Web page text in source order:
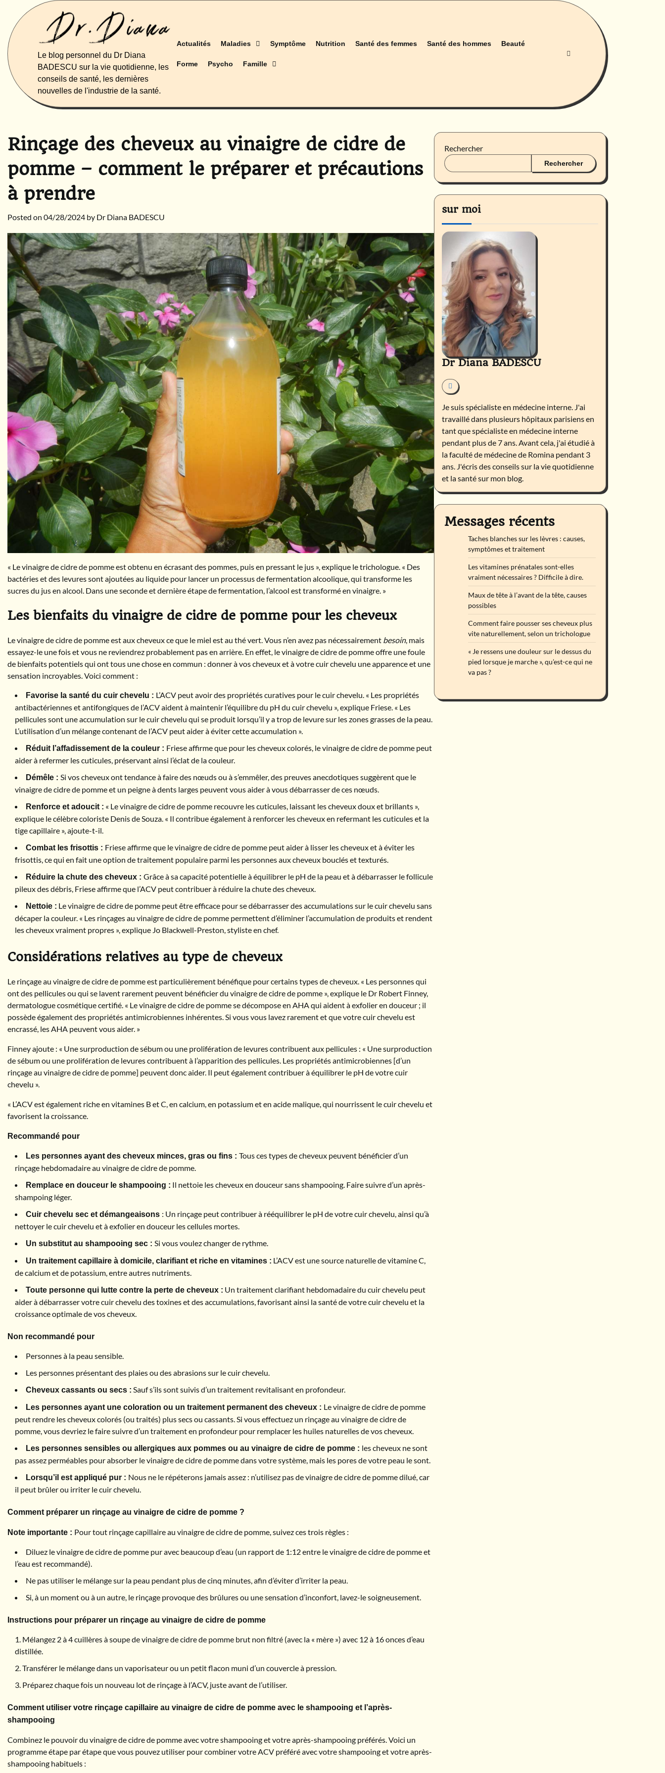
content
Le blog personnel du Dr Diana
BADESCU sur la vie quotidienne, les
conseils de santé, les dernières
nouvelles de l'industrie de la santé.
Actualités Maladies Symptôme Nutrition Santé des femmes Santé des hommes Beauté
Forme Psycho Famille
Rinçage des cheveux au vinaigre de cidre de
pomme – comment le préparer et précautions
à prendre
Posted on 04/28/2024 by Dr Diana BADESCU
« Le vinaigre de cidre de pomme est obtenu en écrasant des pommes, puis en pressant le jus », explique le trichologue. « Des
bactéries et des levures sont ajoutées au liquide pour lancer un processus de fermentation alcoolique, qui transforme les
sucres du jus en alcool. Dans une seconde et dernière étape de fermentation, l’alcool est transformé en vinaigre. »
Les bienfaits du vinaigre de cidre de pomme pour les cheveux
Le vinaigre de cidre de pomme est aux cheveux ce que le miel est au thé vert. Vous n’en avez pas nécessairement besoin, mais
essayez-le une fois et vous ne reviendrez probablement pas en arrière. En effet, le vinaigre de cidre de pomme offre une foule
de bienfaits potentiels qui ont tous une chose en commun : donner à vos cheveux et à votre cuir chevelu une apparence et une
sensation incroyables. Voici comment :
Favorise la santé du cuir chevelu : L’ACV peut avoir des propriétés curatives pour le cuir chevelu. « Les propriétés
antibactériennes et antifongiques de l’ACV aident à maintenir l’équilibre du pH du cuir chevelu », explique Friese. « Les
pellicules sont une accumulation sur le cuir chevelu qui se produit lorsqu’il y a trop de levure sur les zones grasses de la peau.
L’utilisation d’un mélange contenant de l’ACV peut aider à éviter cette accumulation ».
Réduit l’affadissement de la couleur : Friese affirme que pour les cheveux colorés, le vinaigre de cidre de pomme peut
aider à refermer les cuticules, préservant ainsi l’éclat de la couleur.
Démêle : Si vos cheveux ont tendance à faire des nœuds ou à s’emmêler, des preuves anecdotiques suggèrent que le
vinaigre de cidre de pomme et un peigne à dents larges peuvent vous aider à vous débarrasser de ces nœuds.
Renforce et adoucit : « Le vinaigre de cidre de pomme recouvre les cuticules, laissant les cheveux doux et brillants »,
explique le célèbre coloriste Denis de Souza. « Il contribue également à renforcer les cheveux en refermant les cuticules et la
tige capillaire », ajoute-t-il.
Combat les frisottis : Friese affirme que le vinaigre de cidre de pomme peut aider à lisser les cheveux et à éviter les
frisottis, ce qui en fait une option de traitement populaire parmi les personnes aux cheveux bouclés et texturés.
Réduire la chute des cheveux : Grâce à sa capacité potentielle à équilibrer le pH de la peau et à débarrasser le follicule
pileux des débris, Friese affirme que l’ACV peut contribuer à réduire la chute des cheveux.
Nettoie : Le vinaigre de cidre de pomme peut être efficace pour se débarrasser des accumulations sur le cuir chevelu sans
décaper la couleur. « Les rinçages au vinaigre de cidre de pomme permettent d’éliminer l’accumulation de produits et rendent
les cheveux vraiment propres », explique Jo Blackwell-Preston, styliste en chef.
Considérations relatives au type de cheveux
Le rinçage au vinaigre de cidre de pomme est particulièrement bénéfique pour certains types de cheveux. « Les personnes qui
ont des pellicules ou qui se lavent rarement peuvent bénéficier du vinaigre de cidre de pomme », explique le Dr Robert Finney,
dermatologue cosmétique certifié. « Le vinaigre de cidre de pomme se décompose en AHA qui aident à exfolier en douceur ; il
possède également des propriétés antimicrobiennes inhérentes. Si vous vous lavez rarement et que votre cuir chevelu est
encrassé, les AHA peuvent vous aider. »
Finney ajoute : « Une surproduction de sébum ou une prolifération de levures contribuent aux pellicules : « Une surproduction
de sébum ou une prolifération de levures contribuent à l’apparition des pellicules. Les propriétés antimicrobiennes [d’un
rinçage au vinaigre de cidre de pomme] peuvent donc aider. Il peut également contribuer à équilibrer le pH de votre cuir
chevelu ».
« L’ACV est également riche en vitamines B et C, en calcium, en potassium et en acide malique, qui nourrissent le cuir chevelu et
favorisent la croissance.
Recommandé pour
Les personnes ayant des cheveux minces, gras ou fins : Tous ces types de cheveux peuvent bénéficier d’un
rinçage hebdomadaire au vinaigre de cidre de pomme.
Remplace en douceur le shampooing : Il nettoie les cheveux en douceur sans shampooing. Faire suivre d’un après-
shampoing léger.
Cuir chevelu sec et démangeaisons : Un rinçage peut contribuer à rééquilibrer le pH de votre cuir chevelu, ainsi qu’à
nettoyer le cuir chevelu et à exfolier en douceur les cellules mortes.
Un substitut au shampooing sec : Si vous voulez changer de rythme.
Un traitement capillaire à domicile, clarifiant et riche en vitamines : L’ACV est une source naturelle de vitamine C,
de calcium et de potassium, entre autres nutriments.
Toute personne qui lutte contre la perte de cheveux : Un traitement clarifiant hebdomadaire du cuir chevelu peut
aider à débarrasser votre cuir chevelu des toxines et des accumulations, favorisant ainsi la santé de votre cuir chevelu et la
croissance optimale de vos cheveux.
Non recommandé pour
Personnes à la peau sensible.
Les personnes présentant des plaies ou des abrasions sur le cuir chevelu.
Cheveux cassants ou secs : Sauf s’ils sont suivis d’un traitement revitalisant en profondeur.
Les personnes ayant une coloration ou un traitement permanent des cheveux : Le vinaigre de cidre de pomme
peut rendre les cheveux colorés (ou traités) plus secs ou cassants. Si vous effectuez un rinçage au vinaigre de cidre de
pomme, vous devriez le faire suivre d’un traitement en profondeur pour remplacer les huiles naturelles de vos cheveux.
Les personnes sensibles ou allergiques aux pommes ou au vinaigre de cidre de pomme : les cheveux ne sont
pas assez perméables pour absorber le vinaigre de cidre de pomme dans votre système, mais les pores de votre peau le sont.
Lorsqu’il est appliqué pur : Nous ne le répéterons jamais assez : n’utilisez pas de vinaigre de cidre de pomme dilué, car
il peut brûler ou irriter le cuir chevelu.
Comment préparer un rinçage au vinaigre de cidre de pomme ?
Note importante : Pour tout rinçage capillaire au vinaigre de cidre de pomme, suivez ces trois règles :
Diluez le vinaigre de cidre de pomme pur avec beaucoup d’eau (un rapport de 1:12 entre le vinaigre de cidre de pomme et
l’eau est recommandé).
Ne pas utiliser le mélange sur la peau pendant plus de cinq minutes, afin d’éviter d’irriter la peau.
Si, à un moment ou à un autre, le rinçage provoque des brûlures ou une sensation d’inconfort, lavez-le soigneusement.
Instructions pour préparer un rinçage au vinaigre de cidre de pomme
Mélangez 2 à 4 cuillères à soupe de vinaigre de cidre de pomme brut non filtré (avec la « mère ») avec 12 à 16 onces d’eau
distillée.
Transférer le mélange dans un vaporisateur ou un petit flacon muni d’un couvercle à pression.
Préparez chaque fois un nouveau lot de rinçage à l’ACV, juste avant de l’utiliser.
Comment utiliser votre rinçage capillaire au vinaigre de cidre de pomme avec le shampooing et l’après-
shampooing
Combinez le pouvoir du vinaigre de cidre de pomme avec votre shampooing et votre après-shampooing préférés. Voici un
programme étape par étape que vous pouvez utiliser pour combiner votre ACV préféré avec votre shampooing et votre après-
shampooing habituels :
Rechercher
Rechercher
sur moi
Dr Diana BADESCU
Je suis spécialiste en médecine interne. J'ai
travaillé dans plusieurs hôpitaux parisiens en
tant que spécialiste en médecine interne
pendant plus de 7 ans. Avant cela, j'ai étudié à
la faculté de médecine de Romina pendant 3
ans. J'écris des conseils sur la vie quotidienne
et la santé sur mon blog.
Messages récents
Taches blanches sur les lèvres : causes,
symptômes et traitement
Les vitamines prénatales sont-elles
vraiment nécessaires ? Difficile à dire.
Maux de tête à l’avant de la tête, causes
possibles
Comment faire pousser ses cheveux plus
vite naturellement, selon un trichologue
« Je ressens une douleur sur le dessus du
pied lorsque je marche », qu’est-ce qui ne
va pas ?